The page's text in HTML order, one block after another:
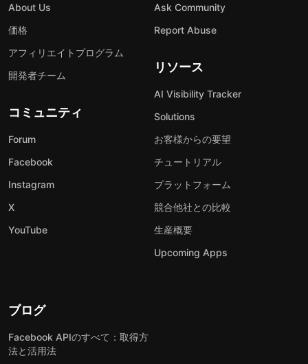
About Us
価格
アフィリエイトプログラム
開発者チーム
コミュニティ
Forum
Facebook
Instagram
X
YouTube
Ask Community
Report Abuse
リソース
AI Visibility Tracker
Solutions
お客様からの要望
チュートリアル
プラットフォーム
競合他社との比較
生産概要
Upcoming Apps
ブログ
Facebook APIのすべて：取得方
法と活用法